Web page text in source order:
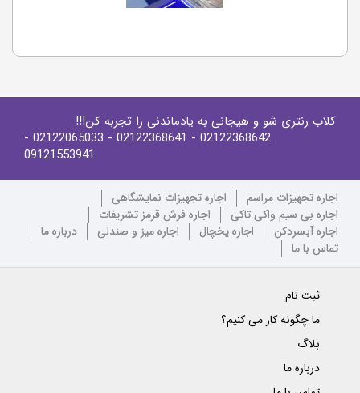
کلاب رنتری شو و هیجانی به یادماندنی را تجربه کن!!!
02122368642
- 02122368641
- 02122065033
-
09121553941
اجاره تجهیزات مراسم
اجاره تجهیزات نمایشگاهی
اجاره بی سیم واکی تاکی
اجاره فرش قرمز تشریفات
اجاره آبسردکن
اجاره یخچال اجاره میز و صندلی
درباره ما
تماس با ما
ثبت نام
ما چگونه کار می کنیم؟
بلاگ
درباره ما